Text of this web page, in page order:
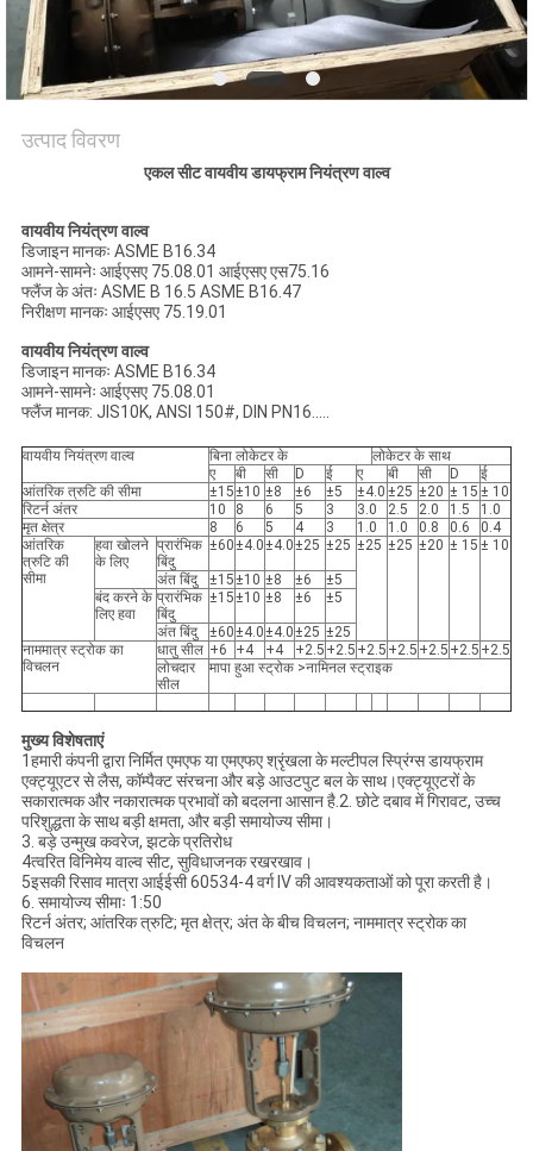
PRIVACY
POLICY
उत्पाद विवरण
एकल सीट वायवीय डायफ्राम नियंत्रण वाल्व
वायवीय नियंत्रण वाल्व
डिजाइन मानकः ASME B16.34
आमने-सामनेः आईएसए 75.08.01 आईएसए एस75.16
फ्लैंज के अंतः ASME B 16.5 ASME B16.47
निरीक्षण मानकः आईएसए 75.19.01
वायवीय नियंत्रण वाल्व
डिजाइन मानकः ASME B16.34
आमने-सामनेः आईएसए 75.08.01
फ्लैंज मानक: JIS10K, ANSI 150#, DIN PN16.....
वायवीय नियंत्रण वाल्व बिना लोकेटर के
लोकेटर के साथ
ए
बी सी D ई ए बी सी D
ई
आंतरिक त्रुटि की सीमा
±15±10 ±8 ±6 ±5 ±4.0 ±25 ±20 ± 15 ± 10
रिटर्न अंतर
10 8 6 5 3 3.0 2.5 2.0 1.5
1.0
मृत क्षेत्र
8 6 5 4 3 1.0 1.0 0.8 0.6
0.4
आंतरिक
त्रुटि की
सीमा
हवा खोलने
के लिए
प्रारंभिक
बिंदु
±60±4.0±4.0±25 ±25 ±25 ±25 ±20 ± 15 ± 10
अंत बिंदु ±15±10 ±8 ±6
±5
बंद करने के
लिए हवा
प्रारंभिक
बिंदु
±15±10 ±8 ±6 ±5
अंत बिंदु ±60±4.0±4.0±25 ±25
नाममात्र स्ट्रोक का
विचलन
धातु सील +6 +4 +4 +2.5 +2.5 +2.5 +2.5 +2.5 +2.5 +2.5
लोचदार
सील
मापा हुआ स्ट्रोक >नामिनल स्ट्राइक
मुख्य विशेषताएं
1हमारी कंपनी द्वारा निर्मित एमएफ या एमएफए श्रृंखला के मल्टीपल स्प्रिंग्स डायफ्राम
एक्ट्यूएटर से लैस, कॉम्पैक्ट संरचना और बड़े आउटपुट बल के साथ।एक्ट्यूएटरों के
सकारात्मक और नकारात्मक प्रभावों को बदलना आसान है.2. छोटे दबाव में गिरावट, उच्च
परिशुद्धता के साथ बड़ी क्षमता, और बड़ी समायोज्य सीमा।
3. बड़े उन्मुख कवरेज, झटके प्रतिरोध
4त्वरित विनिमेय वाल्व सीट, सुविधाजनक रखरखाव।
5इसकी रिसाव मात्रा आईईसी 60534-4 वर्ग IV की आवश्यकताओं को पूरा करती है।
6. समायोज्य सीमाः 1:50
रिटर्न अंतर; आंतरिक त्रुटि; मृत क्षेत्र; अंत के बीच विचलन; नाममात्र स्ट्रोक का
विचलन